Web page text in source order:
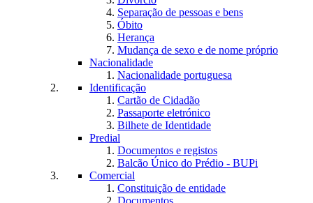
Separação de pessoas e bens
Óbito
Herança
Mudança de sexo e de nome próprio
Nacionalidade
Nacionalidade portuguesa
Identificação
Cartão de Cidadão
Passaporte eletrónico
Bilhete de Identidade
Predial
Documentos e registos
Balcão Único do Prédio - BUPi
Comercial
Constituição de entidade
Documentos